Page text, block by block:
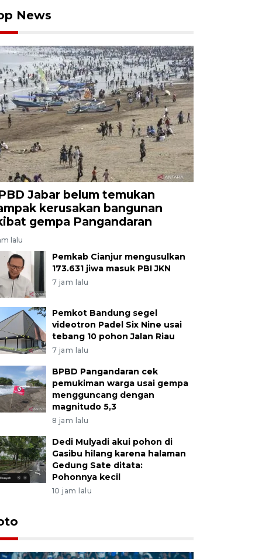
News
Jabar belum temukan
kerusakan bangunan
gempa Pangandaran
lalu
Pemkab Cianjur mengusulkan
173.631 jiwa masuk PBI JKN
7 jam lalu
Pemkot Bandung segel
videotron Padel Six Nine usai
tebang 10 pohon Jalan Riau
7 jam lalu
BPBD Pangandaran cek
pemukiman warga usai gempa
mengguncang dengan
magnitudo 5,3
8 jam lalu
Dedi Mulyadi akui pohon di
Gasibu hilang karena halaman
Gedung Sate ditata:
Pohonnya kecil
10 jam lalu